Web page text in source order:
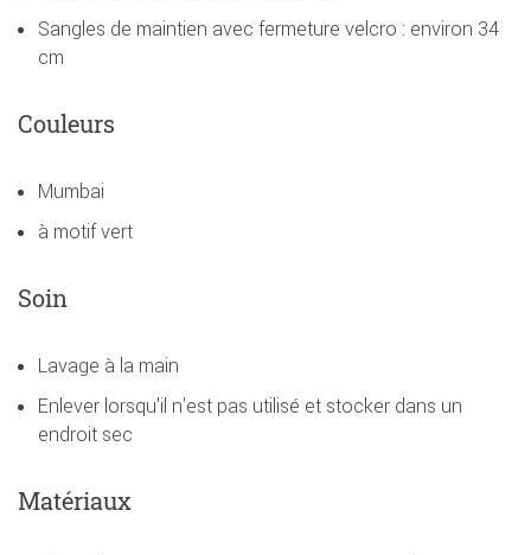
Sangles de maintien avec fermeture velcro : environ 34
cm
Couleurs
Mumbai
à motif vert
Soin
Lavage à la main
Enlever lorsqu'il n'est pas utilisé et stocker dans un
endroit sec
Matériaux